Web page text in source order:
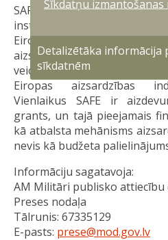
SAFE ir Eiropas
instruments, kas ļauj tās
Eiropas Komisijas papildu
aizsardzības spēju
veicina aizsardzības
Eiropas aizsardzības
Vienlaikus SAFE ir
grants, un tajā pieejamais
kā atbalsta mehānisms
nevis kā budžeta
Informāciju sagatavoja:
AM Militāri publisko attiecību
Preses nodaļa
Tālrunis: 67335129
E-pasts: prese@mod.gov.lv
Sīkdatņu
Detalizētāka informācija
sīkdatnēm